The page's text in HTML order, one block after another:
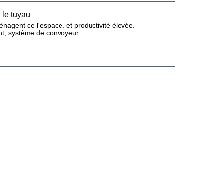
le tuyau
de l'espace. et productivité élevée.
système de convoyeur